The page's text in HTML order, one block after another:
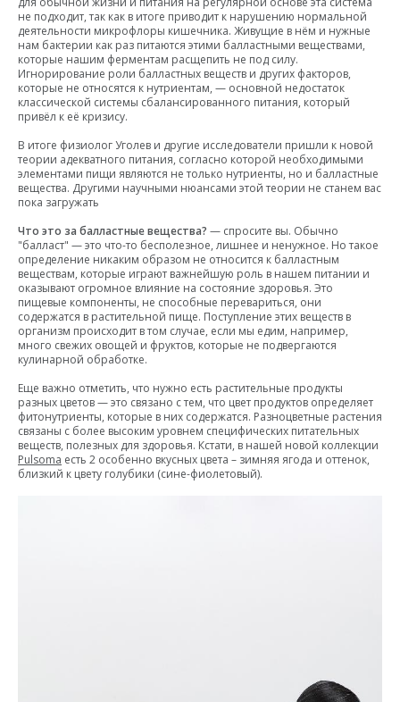
не подходит, так как в итоге приводит к нарушению нормальной
деятельности микрофлоры кишечника. Живущие в нём и нужные
нам бактерии как раз питаются этими балластными веществами,
которые нашим ферментам расщепить не под силу.
Игнорирование роли балластных веществ и других факторов,
которые не относятся к нутриентам, — основной недостаток
классической системы сбалансированного питания, который
привёл к её кризису.
В итоге физиолог Уголев и другие исследователи пришли к новой
теории адекватного питания, согласно которой необходимыми
элементами пищи являются не только нутриенты, но и балластные
вещества. Другими научными нюансами этой теории не станем вас
пока загружать
Что это за балластные вещества? — спросите вы. Обычно
"балласт" — это что-то бесполезное, лишнее и ненужное. Но такое
определение никаким образом не относится к балластным
веществам, которые играют важнейшую роль в нашем питании и
оказывают огромное влияние на состояние здоровья. Это
пищевые компоненты, не способные перевариться, они
содержатся в растительной пище. Поступление этих веществ в
организм происходит в том случае, если мы едим, например,
много свежих овощей и фруктов, которые не подвергаются
кулинарной обработке.
Еще важно отметить, что нужно есть растительные продукты
разных цветов — это связано с тем, что цвет продуктов определяет
фитонутриенты, которые в них содержатся. Разноцветные растения
связаны с более высоким уровнем специфических питательных
веществ, полезных для здоровья. Кстати, в нашей новой коллекции
Pulsoma есть 2 особенно вкусных цвета – зимняя ягода и оттенок,
близкий к цвету голубики (сине-фиолетовый).